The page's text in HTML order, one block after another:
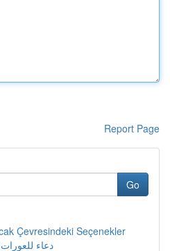
Report Page
Go
Çevresindeki Seçenekler
دعاء